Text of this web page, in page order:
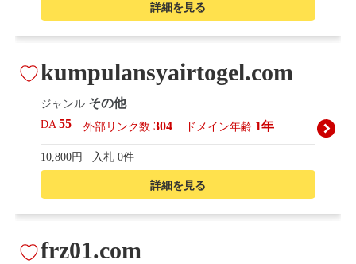
詳細を見る
詳細を見る
kumpulansyairtogel.com
ジャンル その他
DA55 外部リンク数 304 ドメイン年齢 1年
10,800円 入札 0件
frz01.com